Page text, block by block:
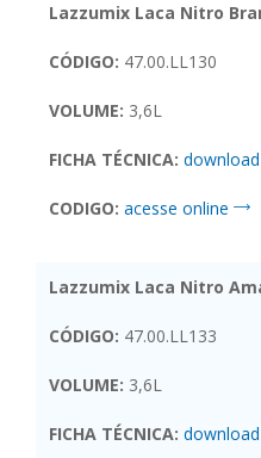
Lazzumix Laca Nitro
CÓDIGO: 47.00.LL130
VOLUME: 3,6L
FICHA TÉCNICA:
CODIGO: acesse online
Lazzumix Laca Nitro
CÓDIGO: 47.00.LL133
VOLUME: 3,6L
FICHA TÉCNICA: